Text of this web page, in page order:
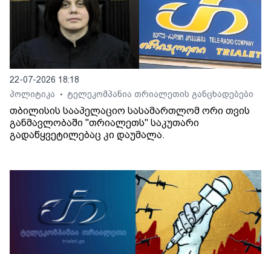
22-07-2026 18:18
პოლიტიკა
• ტელეკომპანია თრიალეთის განცხადებები
თბილისის სააპელაციო სასამართლომ ორი თვის
განმავლობაში "თრიალეთს" საკუთარი
გადაწყვეტილებაც კი დაუმალა.